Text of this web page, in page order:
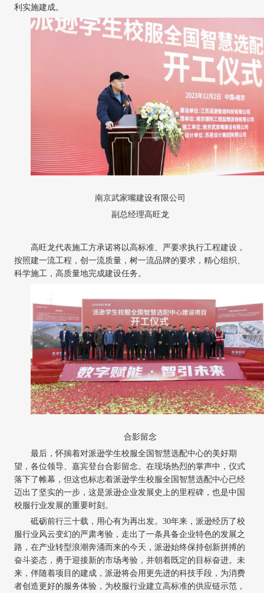
利实施建成。
南京武家嘴建设有限公司
副总经理高旺龙
高旺龙代表施工方承诺将以高标准、严要求执行工程建设，
按照建一流工程，创一流质量，树一流品牌的要求，精心组织、
科学施工，高质量地完成建设任务。
合影留念
最后，怀揣着对派逊学生校服全国智慧选配中心的美好期
望，各位领导、嘉宾登台合影留念。在现场热烈的掌声中，仪式
落下了帷幕，但这也标志着派逊学生校服全国智慧选配中心已经
迈出了坚实的一步，这是派逊企业发展史上的里程碑，也是中国
校服行业发展的重要时刻。
砥砺前行三十载，用心有为再出发。 30年来，派逊经历了校
服行业风云变幻的严肃考验，走出了一条具备企业特色的发展之
路，在产业转型浪潮奔涌而来的今天，派逊始终保持创新拼搏的
奋斗姿态，勇于迎接新的市场考验，并朝着既定的目标奋进。未
来，伴随着项目的建成，派逊将会用更先进的科技手段，为消费
者创造更好的服务体验，为校服行业建立高标准的供应链示范，